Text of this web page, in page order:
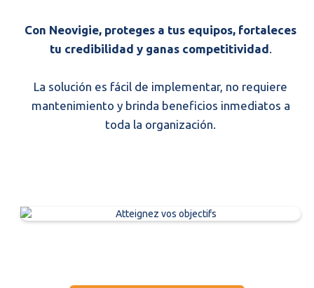
Con Neovigie, proteges a tus equipos, fortaleces
tu credibilidad y ganas competitividad.
La solución es fácil de implementar, no requiere
mantenimiento y brinda beneficios inmediatos a
toda la organización.